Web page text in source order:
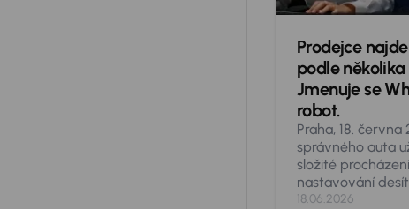
Prodejce
podle
Jmenuje se
robot.
Praha, 18.
správného auta
složité
nastavování
filtrů. AURES
18.06.2026